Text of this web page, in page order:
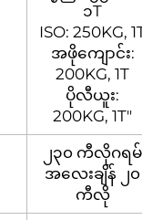
၁T
ISO: 250KG,
အဖိုကျောင်း:
200KG, 1T
ပိုလီယူး:
200KG, 1T"
၂၃၀ ကီလိုဂရမ်
အလေးချိန် ၂၀
ကီလို